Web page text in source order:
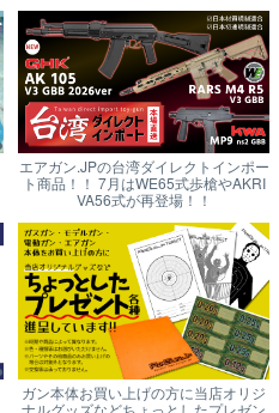
エアガン.JPの台湾ダイレクトインポー
ト商品！！ 7月はWE65式歩槍やAKRI
VA56式が再登場！！
ガン本体お買い上げの方に当店オリジ
ナルグッズなどちょっとしたプレゼン